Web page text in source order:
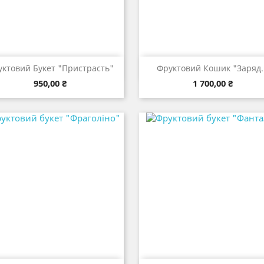
Букет "Пристрасть"
Ціна
950,00 ₴
 Швидкий перегляд Фруктовий Кошик
Ціна
1 700,00 ₴
 Швидкий перегляд